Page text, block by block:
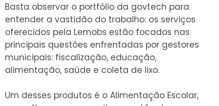
Basta observar o portfólio da govtech para
entender a vastidão do trabalho: os serviços
oferecidos pela Lemobs estão focados nas
principais questões enfrentadas por gestores
municipais: fiscalização, educação,
alimentação, saúde e coleta de lixo.
Um desses produtos é o Alimentação Escolar,